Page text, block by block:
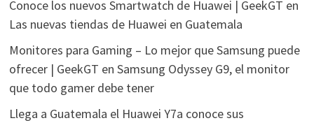
Conoce los nuevos Smartwatch de Huawei | GeekGT en
Las nuevas tiendas de Huawei en Guatemala
Monitores para Gaming – Lo mejor que Samsung puede
ofrecer | GeekGT en Samsung Odyssey G9, el monitor
que todo gamer debe tener
Llega a Guatemala el Huawei Y7a conoce sus